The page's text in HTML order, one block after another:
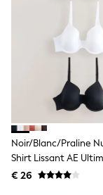
Havaianas
Pour Moi
Rayban
Skechers
New In
New in
New In
Toy Story
THE SET
Noir/blanc/praline
Shirt Lissant AE
Comfort Soutiens-
€ 26